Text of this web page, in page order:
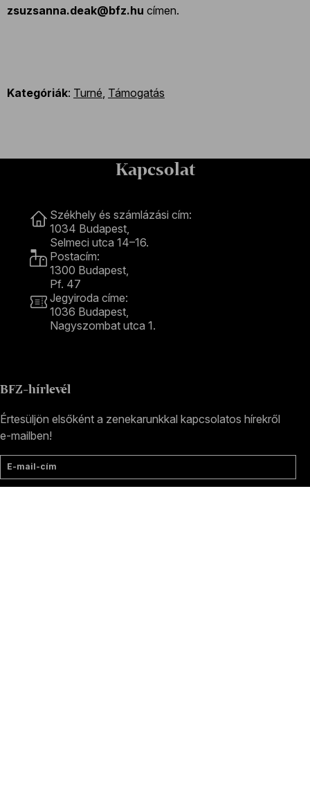
zsuzsanna.deak@bfz.hu címen.
Kategóriák: Turné Támogatás
Kapcsolat
Székhely és számlázási cím:
1034 Budapest,
Selmeci utca 14–16.
Postacím:
1300 Budapest,
Pf. 47
Jegyiroda címe:
1036 Budapest,
Nagyszombat utca 1.
BFZ-hírlevél
Értesüljön elsőként a zenekarunkkal kapcsolatos hírekről
e-mailben!
E-mail-cím